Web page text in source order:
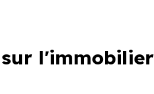
l'immobilier